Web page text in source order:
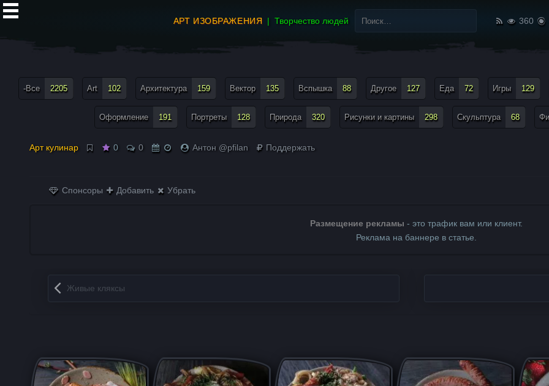
АРТ ИЗОБРАЖЕНИЯ Творчество людей
Найти:
360
-Все 2205 Art 102 Архитектура 159 Вектор 135 Вспышка 88 Другое 127 Еда 72 Игры 129
Оформление 191 Портреты 128 Природа 320 Рисунки и картины 298 Скульптура 68
Арт кулинар 0 0 Антон @pfilan Поддержать
Спонсоры Добавить Убрать
Размещение рекламы - это трафик вам или клиент.
Реклама на баннере в статье.
Запись навигация
Живые кляксы